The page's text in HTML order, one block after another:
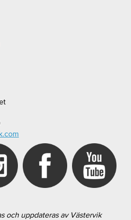
och uppdateras av Västervik